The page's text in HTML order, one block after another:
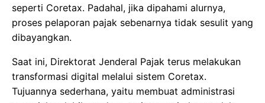
seperti Coretax. Padahal, jika dipahami alurnya,
proses pelaporan pajak sebenarnya tidak sesulit yang
dibayangkan.
Saat ini, Direktorat Jenderal Pajak terus melakukan
transformasi digital melalui sistem Coretax.
Tujuannya sederhana, yaitu membuat administrasi